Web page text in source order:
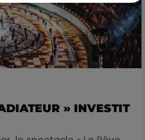
» INVESTIT